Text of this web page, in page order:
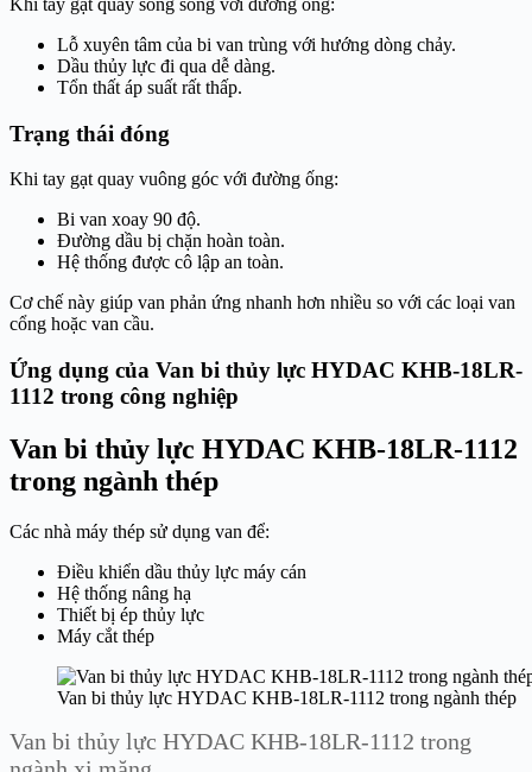
Khi tay gạt quay song song với đường ống:
Lỗ xuyên tâm của bi van trùng với hướng dòng chảy.
Dầu thủy lực đi qua dễ dàng.
Tổn thất áp suất rất thấp.
Trạng thái đóng
Khi tay gạt quay vuông góc với đường ống:
Bi van xoay 90 độ.
Đường dầu bị chặn hoàn toàn.
Hệ thống được cô lập an toàn.
Cơ chế này giúp van phản ứng nhanh hơn nhiều so với các loại van
cổng hoặc van cầu.
Ứng dụng của Van bi thủy lực HYDAC KHB-18LR-
1112 trong công nghiệp
Van bi thủy lực HYDAC KHB-18LR-1112
trong ngành thép
Các nhà máy thép sử dụng van để:
Điều khiển dầu thủy lực máy cán
Hệ thống nâng hạ
Thiết bị ép thủy lực
Máy cắt thép
Van bi thủy lực HYDAC KHB-18LR-1112 trong ngành thép
Van bi thủy lực HYDAC KHB-18LR-1112 trong